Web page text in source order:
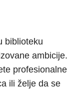
biblioteku
ambicije.
profesionalne
ili želje da se